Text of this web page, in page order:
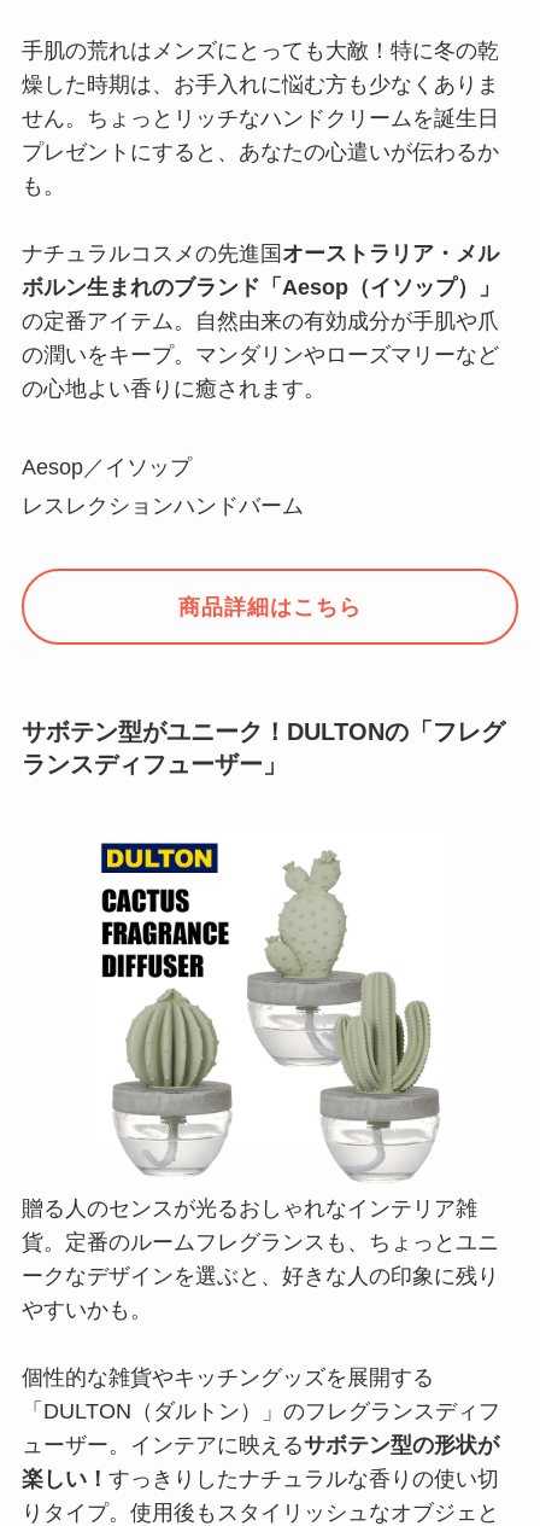
手肌の荒れはメンズにとっても大敵！特に冬の乾
燥した時期は、お手入れに悩む方も少なくありま
せん。ちょっとリッチなハンドクリームを誕生日
プレゼントにすると、あなたの心遣いが伝わるか
も。
ナチュラルコスメの先進国 オーストラリア・メル
ボルン生まれのブランド「Aesop（イソップ）」
の定番アイテム。自然由来の有効成分が手肌や爪
の潤いをキープ。マンダリンやローズマリーなど
の心地よい香りに癒されます。
Aesop／イソップ
レスレクションハンドバーム
商品詳細はこちら
サボテン型がユニーク！DULTONの「フレグ
ランスディフューザー」
贈る人のセンスが光るおしゃれなインテリア雑
貨。定番のルームフレグランスも、ちょっとユニ
ークなデザインを選ぶと、好きな人の印象に残り
やすいかも。
個性的な雑貨やキッチングッズを展開する
「DULTON（ダルトン）」のフレグランスディフ
ューザー。インテアに映えるサボテン型の形状が
楽しい！ すっきりしたナチュラルな香りの使い切
りタイプ。使用後もスタイリッシュなオブジェと